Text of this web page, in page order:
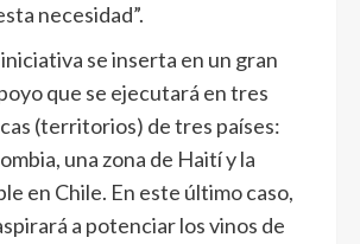
necesidad”.
se inserta en un gran
que se ejecutará en tres
(territorios) de tres países:
una zona de Haití y la
en Chile. En este último caso,
a potenciar los vinos de